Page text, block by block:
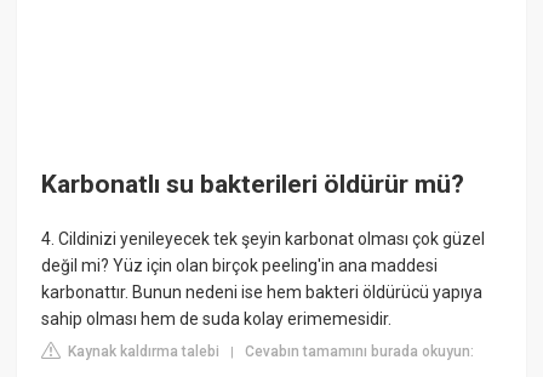
Karbonatlı su bakterileri öldürür mü?
4. Cildinizi yenileyecek tek şeyin karbonat olması çok güzel
değil mi? Yüz için olan birçok peeling'in ana maddesi
karbonattır. Bunun nedeni ise hem bakteri öldürücü yapıya
sahip olması hem de suda kolay erimemesidir.
Kaynak kaldırma talebi |Cevabın tamamını burada okuyun: